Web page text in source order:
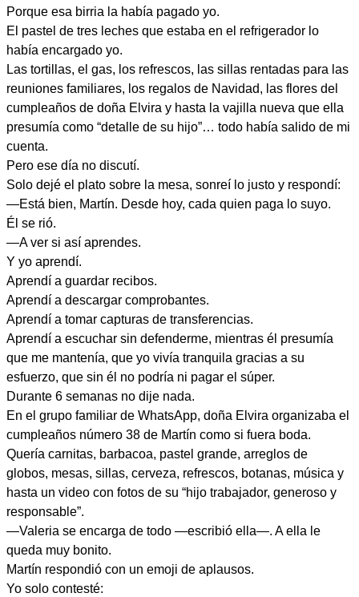
Porque esa birria la había pagado yo.
El pastel de tres leches que estaba en el refrigerador lo
había encargado yo.
Las tortillas, el gas, los refrescos, las sillas rentadas para las
reuniones familiares, los regalos de Navidad, las flores del
cumpleaños de doña Elvira y hasta la vajilla nueva que ella
presumía como “detalle de su hijo”… todo había salido de mi
cuenta.
Pero ese día no discutí.
Solo dejé el plato sobre la mesa, sonreí lo justo y respondí:
—Está bien, Martín. Desde hoy, cada quien paga lo suyo.
Él se rió.
—A ver si así aprendes.
Y yo aprendí.
Aprendí a guardar recibos.
Aprendí a descargar comprobantes.
Aprendí a tomar capturas de transferencias.
Aprendí a escuchar sin defenderme, mientras él presumía
que me mantenía, que yo vivía tranquila gracias a su
esfuerzo, que sin él no podría ni pagar el súper.
Durante 6 semanas no dije nada.
En el grupo familiar de WhatsApp, doña Elvira organizaba el
cumpleaños número 38 de Martín como si fuera boda.
Quería carnitas, barbacoa, pastel grande, arreglos de
globos, mesas, sillas, cerveza, refrescos, botanas, música y
hasta un video con fotos de su “hijo trabajador, generoso y
responsable”.
—Valeria se encarga de todo —escribió ella—. A ella le
queda muy bonito.
Martín respondió con un emoji de aplausos.
Yo solo contesté: